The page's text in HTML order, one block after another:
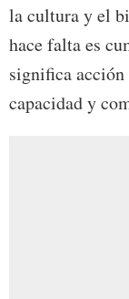
la cultura y el
hace falta es
significa
capacidad y